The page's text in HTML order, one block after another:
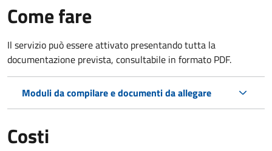
Come fare
Il servizio può essere attivato presentando tutta la
documentazione prevista, consultabile in formato PDF.
Moduli da compilare e documenti da allegare
Costi